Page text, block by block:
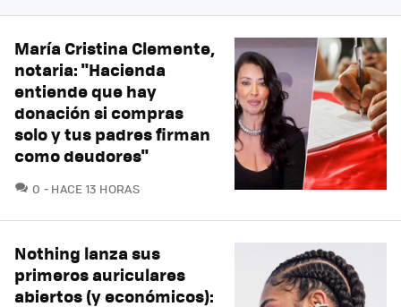
María Cristina Clemente,
notaria: "Hacienda
entiende que hay
donación si compras
solo y tus padres firman
como deudores"
0 COMENTARIOS
HACE 13 HORAS
Nothing lanza sus
primeros auriculares
abiertos (y económicos):